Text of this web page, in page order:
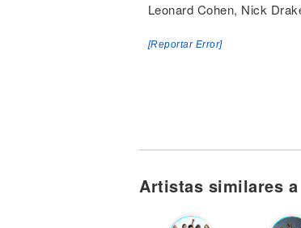
Leonard Cohen, Nick
[Reportar Error]
Artistas similares a